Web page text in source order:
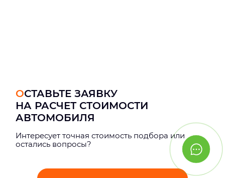
ОСТАВЬТЕ ЗАЯВКУ
НА РАСЧЕТ СТОИМОСТИ
АВТОМОБИЛЯ
Интерeсует точная стоимость подбора или
остались вопросы?